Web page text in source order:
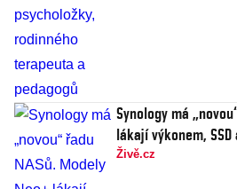
Synology má
lákají výkonem,
Živě.cz